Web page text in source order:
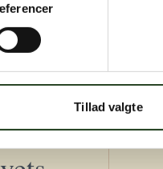
Tillad valgte